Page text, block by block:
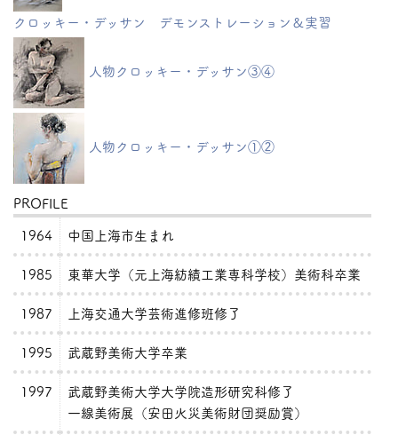
クロッキー・デッサン デモンストレーション＆実習
人物クロッキー・デッサン③④
人物クロッキー・デッサン①②
PROFILE
1964
中国上海市生まれ
1985 東華大学（元上海紡績工業専科学校）美術科卒業
1987 上海交通大学芸術進修班修了
1995 武蔵野美術大学卒業
1997
武蔵野美術大学大学院造形研究科修了
一線美術展（安田火災美術財団奨励賞）